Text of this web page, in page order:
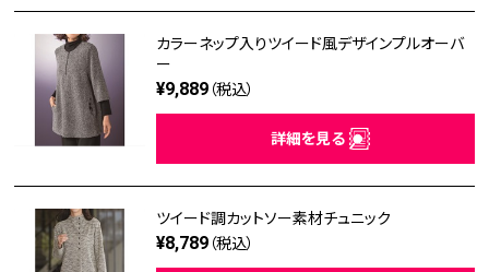
カラーネップ入りツイード風デザインプルオーバ
ー
¥9,889 （税込）
詳細を見る
ツイード調カットソー素材チュニック
¥8,789 （税込）